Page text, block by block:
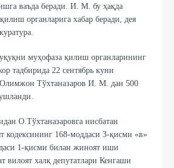
ваъда беради. И. М. бу ҳақда
органларига хабар беради, дея
муҳофаза қилиш органларининг
тадбирида 22 сентябрь куни
Тўхтаназаров И. М. дан 500
О.Тўхтаназаровга нисбатан
кодексининг 168-моддаси 3-қисми «в»
1-қисми билан жиноят иши
вилоят халқ депутатлари Кенгаши